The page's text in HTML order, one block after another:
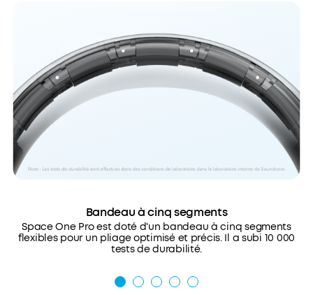
Bandeau à cinq segments
Space One Pro est doté d'un bandeau à cinq segments
flexibles pour un pliage optimisé et précis. Il a subi 10 000
tests de durabilité.